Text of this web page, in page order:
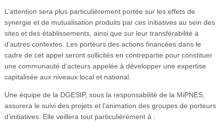
L’attention sera plus particulièrement portée sur les effets de
synergie et de mutualisation produits par ces initiatives au sein des
sites et des établissements, ainsi que sur leur transférabilité à
d’autres contextes. Les porteurs des actions financées dans le
cadre de cet appel seront sollicités en contrepartie pour constituer
une communauté d’acteurs appelée à développer une expertise
capitalisée aux niveaux local et national.
Une équipe de la DGESIP, sous la responsabilité de la MiPNES,
assurera le suivi des projets et l’animation des groupes de porteurs
d’initiatives. Elle veillera tout particulièrement à :